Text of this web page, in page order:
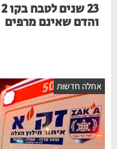
והדם שאינם מרפים
אחלה חדשות